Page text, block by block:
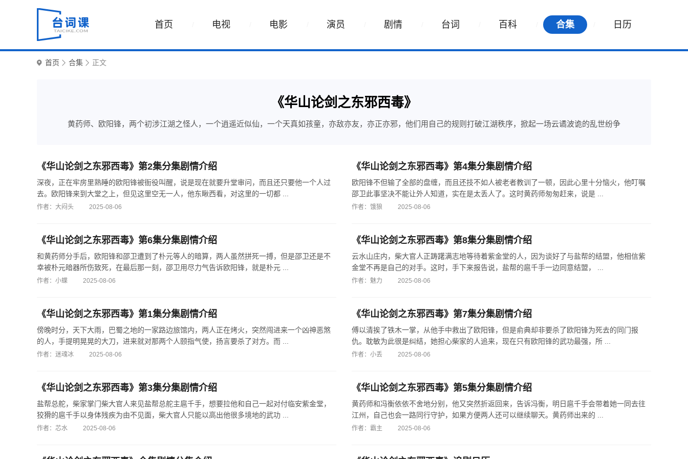
首页 电视 电影 演员 剧情 台词 百科 合集 日历
首页 合集 正文
《华山论剑之东邪西毒》
黄药师、欧阳锋，两个初涉江湖之怪人，一个逍遥近似仙，一个天真如孩童，亦敌亦友，亦正亦邪，他们用自己的规则打破江湖秩序，掀起一场云谲波诡的乱世纷争
《华山论剑之东邪西毒》第2集分集剧情介绍
深夜，正在牢房里熟睡的欧阳锋被衙役叫醒，说是现在就要升堂审问，而且还只要他一个人过
去。欧阳锋来到大堂之上，但见这里空无一人，他东瞅西看，对这里的一切都 ...
作者：大闷头 2025-08-06
《华山论剑之东邪西毒》第4集分集剧情介绍
欧阳锋不但输了全部的盘缠，而且还技不如人被老者教训了一顿，因此心里十分恼火，他叮嘱
邵卫此事坚决不能让外人知道，实在是太丢人了。这时黄药师匆匆赶来，说是 ...
作者：饿狼 2025-08-06
《华山论剑之东邪西毒》第6集分集剧情介绍
和黄药师分手后，欧阳锋和邵卫遭到了朴元等人的暗算，两人虽然拼死一搏，但是邵卫还是不
幸被朴元暗器所伤致死，在最后那一刻，邵卫用尽力气告诉欧阳锋，就是朴元 ...
作者：小蝶 2025-08-06
《华山论剑之东邪西毒》第8集分集剧情介绍
云水山庄内，柴大官人正踌躇满志地等待着紫金堂的人，因为谈好了与盐帮的结盟，他相信紫
金堂不再是自己的对手。这时，手下来报告说，盐帮的扈千手一边同意结盟， ...
作者：魅力 2025-08-06
《华山论剑之东邪西毒》第1集分集剧情介绍
傍晚时分，天下大雨，巴蜀之地的一家路边旅馆内，两人正在烤火，突然闯进来一个凶神恶煞
的人，手提明晃晃的大刀，进来就对那两个人颐指气使，扬言要杀了对方。而 ...
作者：迷魂冰 2025-08-06
《华山论剑之东邪西毒》第7集分集剧情介绍
傅以清挨了铁木一掌，从他手中救出了欧阳锋，但是俞典却非要杀了欧阳锋为死去的同门报
仇。耽敏为此很是纠结，她担心柴家的人追来，现在只有欧阳锋的武功最强，所 ...
作者：小丢 2025-08-06
《华山论剑之东邪西毒》第3集分集剧情介绍
盐帮总舵，柴家掌门柴大官人来见盐帮总舵主扈千手，想要拉他和自己一起对付临安紫金堂，
狡猾的扈千手以身体残疾为由不见面，柴大官人只能以高出他很多境地的武功 ...
作者：芯水 2025-08-06
《华山论剑之东邪西毒》第5集分集剧情介绍
黄药师和冯衡依依不舍地分别，他又突然折返回来，告诉冯衡，明日扈千手会带着她一同去往
江州，自己也会一路同行守护，如果方便两人还可以继续聊天。黄药师出来的 ...
作者：霸主 2025-08-06